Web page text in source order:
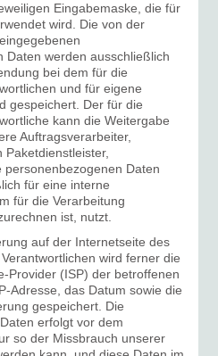
Eingabemaske, die für
wird. Die von der
Daten werden ausschließlich
bei dem für die
und für eigene
gespeichert. Der für die
kann die Weitergabe
Auftragsverarbeiter,
Paketdienstleister,
personenbezogenen Daten
für eine interne
für die Verarbeitung
ist, nutzt.
auf der Internetseite des
wird ferner die
Provider (ISP) der betroffenen
Adresse, das Datum sowie die
gespeichert. Die
erfolgt vor dem
so der Missbrauch unserer